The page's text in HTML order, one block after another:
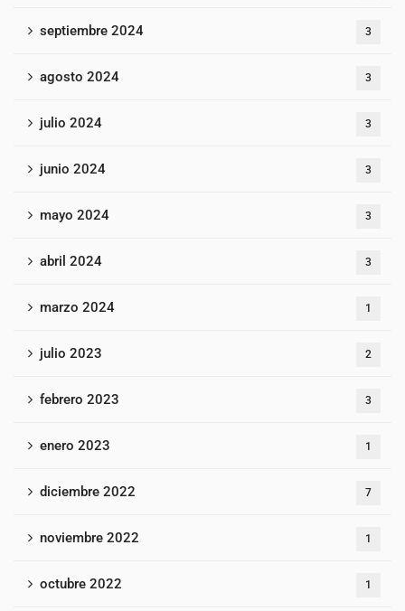
septiembre 2024 3
agosto 2024 3
julio 2024 3
junio 2024 3
mayo 2024 3
abril 2024 3
marzo 2024 1
julio 2023 2
febrero 2023 3
enero 2023 1
diciembre 2022 7
noviembre 2022 1
octubre 2022 1